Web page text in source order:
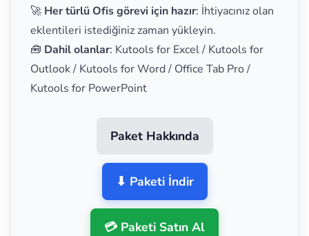
🚀 Her türlü Ofis görevi için hazır: İhtiyacınız olan
eklentileri istediğiniz zaman yükleyin.
🧰 Dahil olanlar: Kutools for Excel / Kutools for
Outlook / Kutools for Word / Office Tab Pro /
Kutools for PowerPoint
Paket Hakkında
⬇ Paketi İndir
💳 Paketi Satın Al